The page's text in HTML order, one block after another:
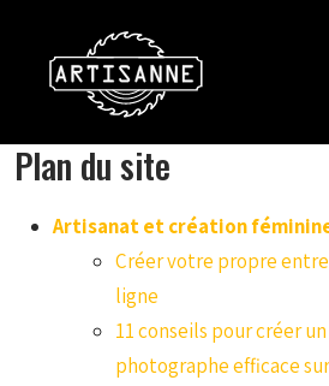
Plan du site
Artisanat et création
Créer votre propre
ligne
11 conseils pour créer
photographe efficace